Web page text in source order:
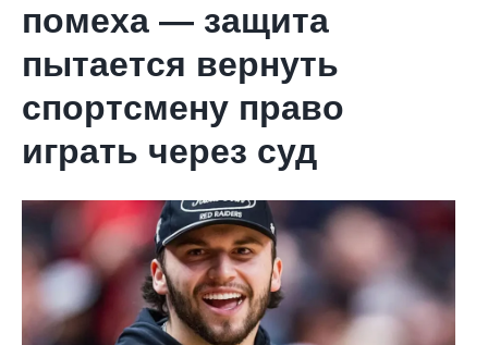
помеха — защита
пытается вернуть
спортсмену право
играть через суд